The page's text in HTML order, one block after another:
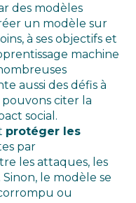
des modèles
un modèle sur
à ses objectifs et
machine
aussi des défis à
pouvons citer la
social.
protéger les
par
les attaques, les
le modèle se
ou